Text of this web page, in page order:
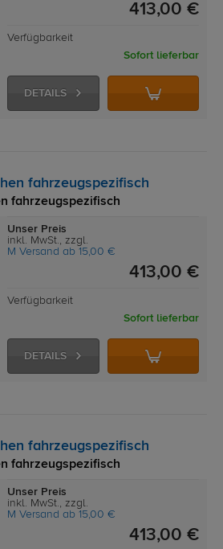
413,00 €
Verfügbarkeit
Sofort lieferbar
DETAILS
fahrzeugspezifisch
fahrzeugspezifisch
Unser Preis
inkl. MwSt., zzgl.
M Versand ab 15,00 €
413,00 €
Verfügbarkeit
Sofort lieferbar
DETAILS
fahrzeugspezifisch
fahrzeugspezifisch
Unser Preis
inkl. MwSt., zzgl.
M Versand ab 15,00 €
413,00 €